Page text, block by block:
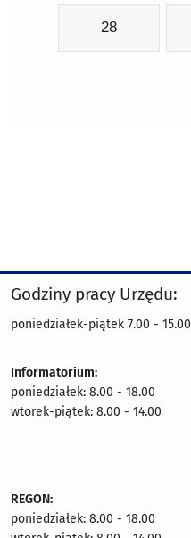
28
Godziny pracy Urzędu:
poniedziałek-piątek 7.00 - 15.00
Informatorium:
poniedziałek: 8.00 - 18.00
wtorek-piątek: 8.00 - 14.00
REGON:
poniedziałek: 8.00 - 18.00